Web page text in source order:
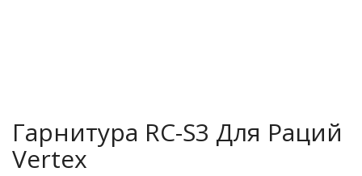
Гарнитура RC-S3 Для Раций
Vertex